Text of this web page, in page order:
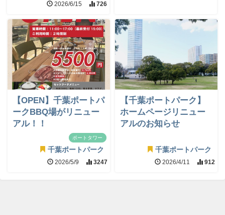
2026/6/15 726
【OPEN】千葉ポートパ
ークBBQ場がリニュー
アル！！
ポートタワー
千葉ポートパーク
2026/5/9 3247
【千葉ポートパーク】
ホームページリニュー
アルのお知らせ
千葉ポートパーク
2026/4/11 912